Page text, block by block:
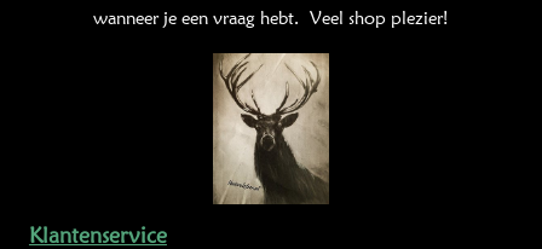
wanneer je een vraag hebt. Veel shop plezier!
Klantenservice